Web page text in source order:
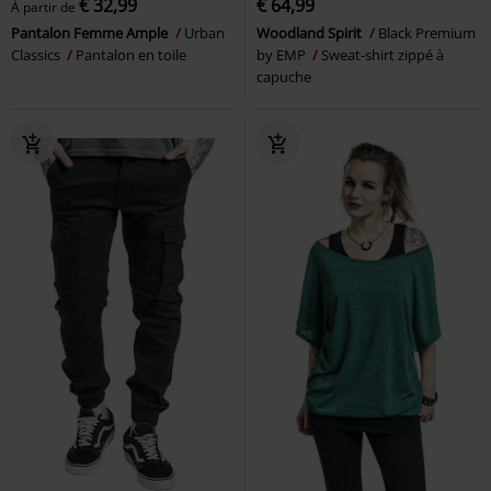
À partir de € 32,99
Pantalon Femme Ample
Urban
Classics
Pantalon en toile
€ 64,99
Woodland Spirit
Black Premium
by EMP
Sweat-shirt zippé à
capuche